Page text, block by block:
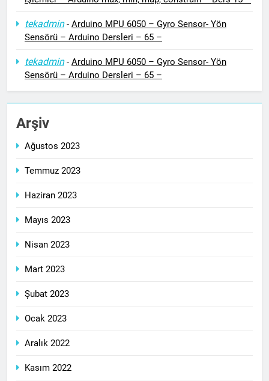
tekadmin- Arduino MPU 6050 – Gyro Sensor- Yön
Sensörü – Arduino Dersleri – 65 –
tekadmin- Arduino MPU 6050 – Gyro Sensor- Yön
Sensörü – Arduino Dersleri – 65 –
Arşiv
Ağustos 2023
Temmuz 2023
Haziran 2023
Mayıs 2023
Nisan 2023
Mart 2023
Şubat 2023
Ocak 2023
Aralık 2022
Kasım 2022